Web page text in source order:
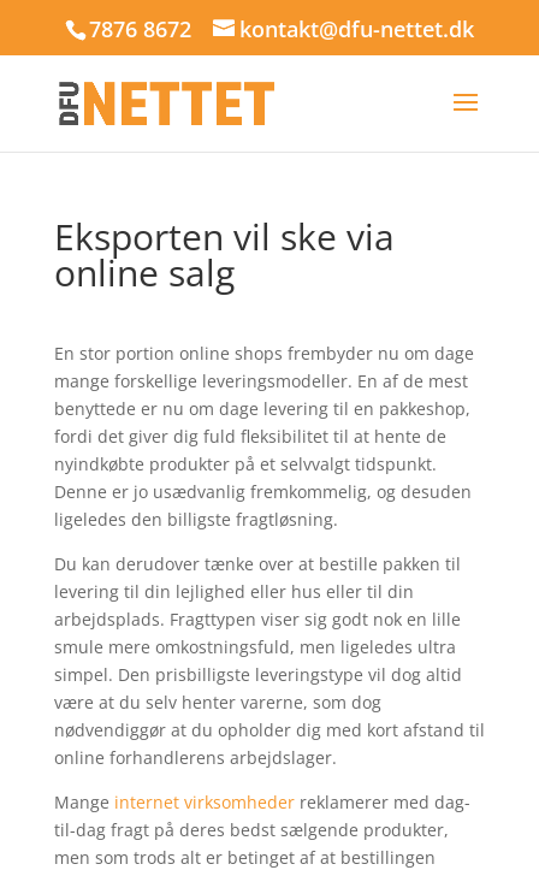
7876 8672 kontakt@dfu-nettet.dk
Eksporten vil ske via
online salg
En stor portion online shops frembyder nu om dage
mange forskellige leveringsmodeller. En af de mest
benyttede er nu om dage levering til en pakkeshop,
fordi det giver dig fuld fleksibilitet til at hente de
nyindkøbte produkter på et selvvalgt tidspunkt.
Denne er jo usædvanlig fremkommelig, og desuden
ligeledes den billigste fragtløsning.
Du kan derudover tænke over at bestille pakken til
levering til din lejlighed eller hus eller til din
arbejdsplads. Fragttypen viser sig godt nok en lille
smule mere omkostningsfuld, men ligeledes ultra
simpel. Den prisbilligste leveringstype vil dog altid
være at du selv henter varerne, som dog
nødvendiggør at du opholder dig med kort afstand til
online forhandlerens arbejdslager.
Mange internet virksomhederreklamerer med dag-
til-dag fragt på deres bedst sælgende produkter,
men som trods alt er betinget af at bestillingen